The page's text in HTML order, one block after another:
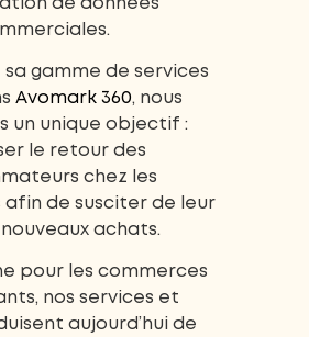
de données
gamme de services
Avomark 360, nous
un unique objectif :
le retour des
chez les
de susciter de leur
achats.
pour les commerces
nos services et
aujourd’hui de